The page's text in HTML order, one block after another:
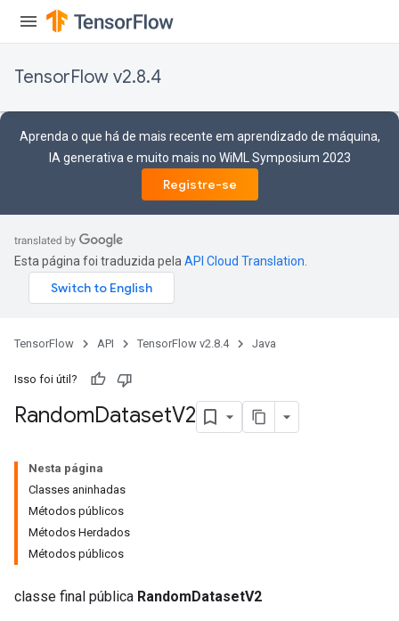
TensorFlow v2.8.4
Aprenda o que há de mais recente em aprendizado de máquina,
IA generativa e muito mais no WiML Symposium 2023
Registre-se
Esta página foi traduzida pela API Cloud Translation
TensorFlow API TensorFlow v2.8.4 Java
Isso foi útil?
RandomDatasetV2
Nesta página
Classes aninhadas
Métodos públicos
Métodos Herdados
Métodos públicos
classe final pública RandomDatasetV2